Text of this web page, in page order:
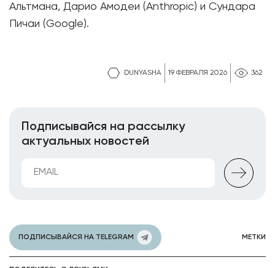
DUNYASHA 19 ФЕВРАЛЯ 2026 362
Альтмана, Дарио Амодеи (Anthropic) и Сундара
Пичаи (Google).
Подписывайся на рассылку
актуальных новостей
ПОДПИСЫВАЙСЯ НА TELEGRAM МЕТКИ